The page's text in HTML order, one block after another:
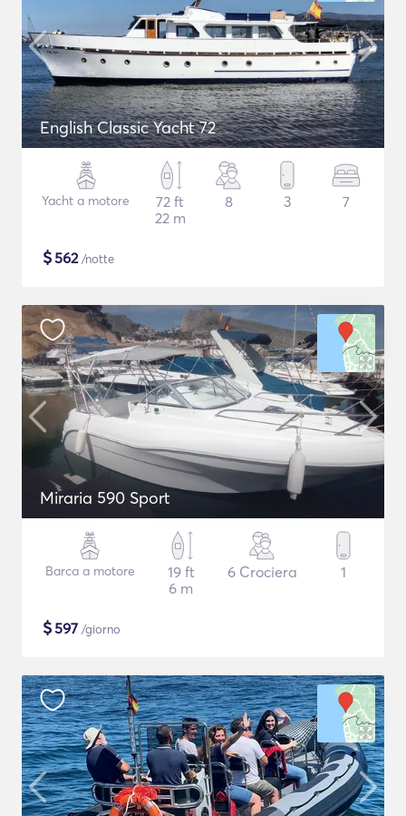
English Classic Yacht 72
Yacht a motore
72 ft
22 m
8 3 7
$562/notte
Miraria 590 Sport
Barca a motore
19 ft
6 m
6 Crociera 1
$597 /giorno